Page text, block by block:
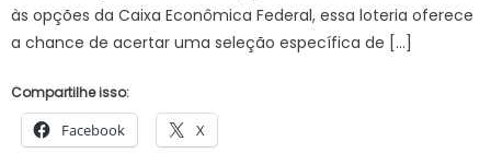
às opções da Caixa Econômica Federal, essa loteria oferece
a chance de acertar uma seleção específica de […]
Compartilhe isso:
Facebook X